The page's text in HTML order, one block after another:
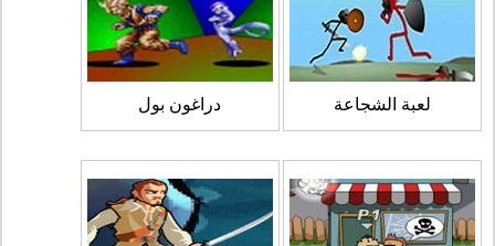
لعبة الشجاعة دراغون بول